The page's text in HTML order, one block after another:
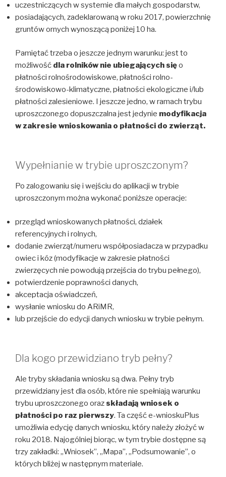
uczestniczących w systemie dla małych gospodarstw,
posiadających, zadeklarowaną w roku 2017, powierzchnię
gruntów ornych wynoszącą poniżej 10 ha.
Pamiętać trzeba o jeszcze jednym warunku: jest to
możliwość dla rolników nie ubiegających sięo
płatności rolnośrodowiskowe, płatności rolno-
środowiskowo-klimatyczne, płatności ekologiczne i/lub
płatności zalesieniowe. I jeszcze jedno, w ramach trybu
uproszczonego dopuszczalna jest jedynie modyfikacja
w zakresie wnioskowania o płatności do zwierząt.
Wypełnianie w trybie uproszczonym?
Po zalogowaniu się i wejściu do aplikacji w trybie
uproszczonym można wykonać poniższe operacje:
przegląd wnioskowanych płatności, działek
referencyjnych i rolnych,
dodanie zwierząt/numeru współposiadacza w przypadku
owiec i kóz (modyfikacje w zakresie płatności
zwierzęcych nie powodują przejścia do trybu pełnego),
potwierdzenie poprawności danych,
akceptacja oświadczeń,
wysłanie wniosku do ARiMR,
lub przejście do edycji danych wniosku w trybie pełnym.
Dla kogo przewidziano tryb pełny?
Ale tryby składania wniosku są dwa. Pełny tryb
przewidziany jest dla osób, które nie spełniają warunku
trybu uproszczonego orazskładają wniosek o
płatności po raz pierwszy. Ta część e-wnioskuPlus
umożliwia edycję danych wniosku, który należy złożyć w
roku 2018. Najogólniej biorąc, w tym trybie dostępne są
trzy zakładki: „Wniosek”, „Mapa”, „Podsumowanie”, o
których bliżej w następnym materiale.